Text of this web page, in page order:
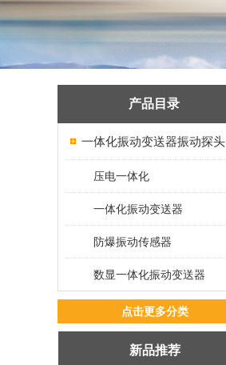
产品目录
一体化振动变送器振动探头
压电一体化
一体化振动变送器
防爆振动传感器
数显一体化振动变送器
点击更多分类
新品推荐